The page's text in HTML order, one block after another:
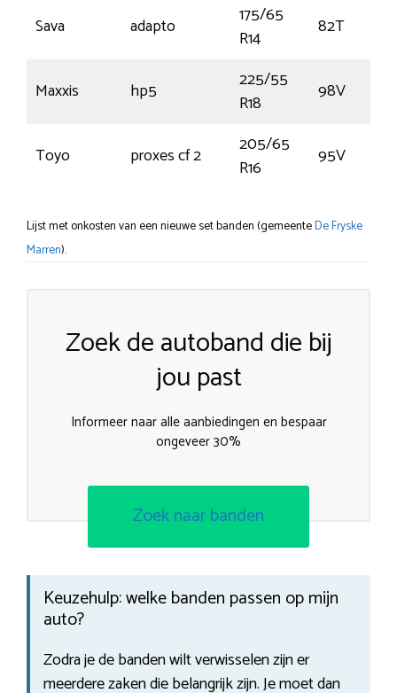
Sava adapto
175/65
R14
82T
Maxxis hp5
225/55
R18
98V
Toyo proxes cf 2
205/65
R16
95V
Lijst met onkosten van een nieuwe set banden (gemeenteDe Fryske
Marren).
Zoek de autoband die bij
jou past
Informeer naar alle aanbiedingen en bespaar
ongeveer 30%
Zoek naar banden
Keuzehulp: welke banden passen op mijn
auto?
Zodra je de banden wilt verwisselen zijn er
meerdere zaken die belangrijk zijn. Je moet dan